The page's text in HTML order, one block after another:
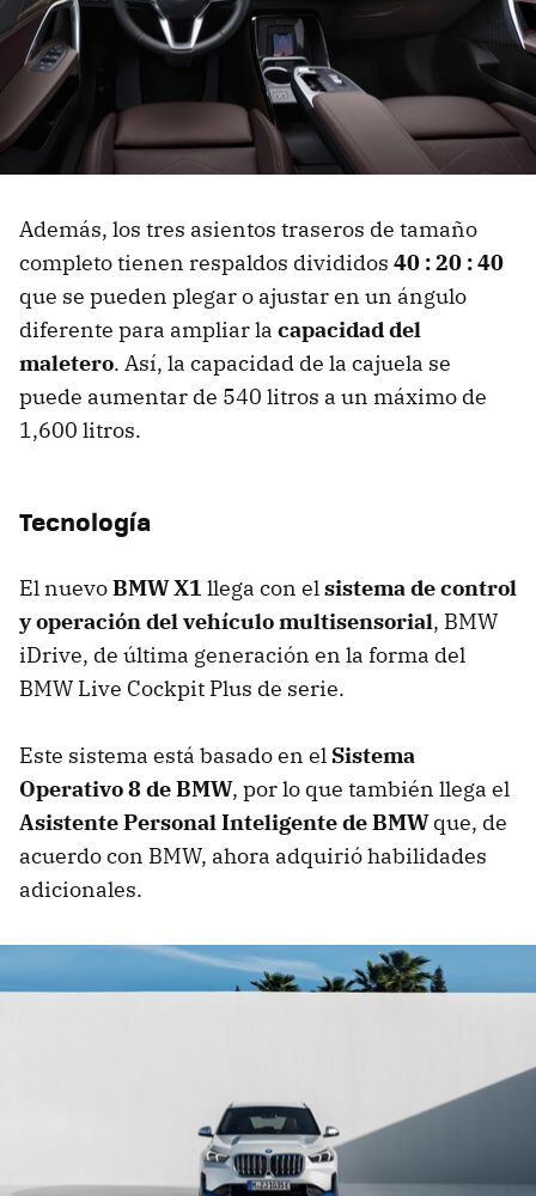
Además, los tres asientos traseros de tamaño
completo tienen respaldos divididos 40 : 20 : 40
que se pueden plegar o ajustar en un ángulo
diferente para ampliar la capacidad del
maletero. Así, la capacidad de la cajuela se
puede aumentar de 540 litros a un máximo de
1,600 litros.
Tecnología
El nuevoBMW X1 llega con elsistema de control
y operación del vehículo multisensorial, BMW
iDrive, de última generación en la forma del
BMW Live Cockpit Plus de serie.
Este sistema está basado en el Sistema
Operativo 8 de BMW, por lo que también llega el
Asistente Personal Inteligente de BMWque, de
acuerdo con BMW, ahora adquirió habilidades
adicionales.